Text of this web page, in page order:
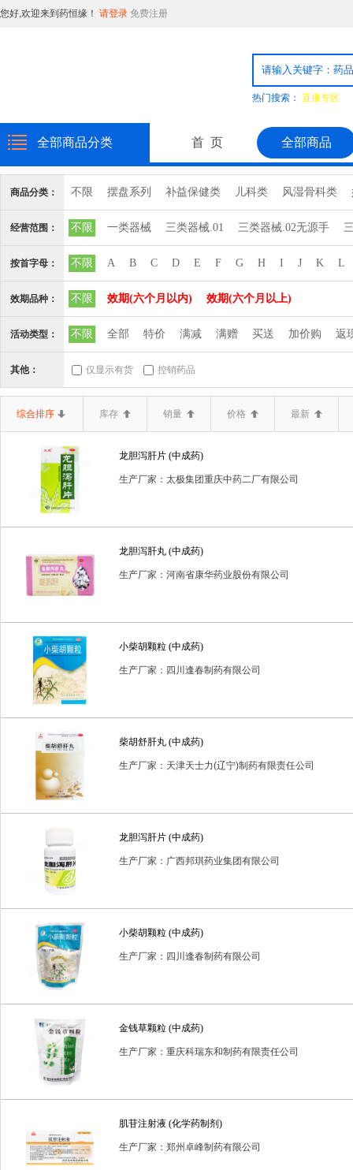
您好,欢迎来到药恒缘！ 请登录 免费注册
热门搜索： 直播专区
首 页 全部商品
全部商品分类
商品分类： 不限 摆盘系列 补益保健类 儿科类 风湿骨科类
消毒品 日化用品 普通食品 粉剂系列 精致饮片
心脑血管血液系统
经营范围： 不限 一类器械 三类器械.01 三类器械.02无源手
三类器械.10输血、 三类器械.12 三类器械.13无源植
三类器械.6810矫 三类器械.6813计 三类器械.6815注
三类器械.6827中 三类器械.6832医 三类器械.6834医
三类器械.6864医 三类器械.6865医
二类器械.10输血、 二类器械.12 二类器械.13无源植
二类器械.19医用康
二类器械.6807胸
二类器械.6834医 二类器械.6840临 二类器械.6841医
体内诊断试剂 体外诊断试剂
医疗器械一类 医疗器械二类 卫生保健品
进口药品 预包装食品
按首字母： 不限 A B C D E F G H I J K L
效期品种： 不限 效期(六个月以内) 效期(六个月以上)
活动类型： 不限 全部 特价 满减 满赠 买送 加价购 返
其他： 仅显示有货 控销药品
综合排序 库存 销量 价格 最新
龙胆泻肝片 (中成药)
生产厂家：太极集团重庆中药二厂有限公司
龙胆泻肝丸 (中成药)
生产厂家：河南省康华药业股份有限公司
小柴胡颗粒 (中成药)
生产厂家：四川逢春制药有限公司
柴胡舒肝丸 (中成药)
生产厂家：天津天士力(辽宁)制药有限责任公司
龙胆泻肝片 (中成药)
生产厂家：广西邦琪药业集团有限公司
小柴胡颗粒 (中成药)
生产厂家：四川逢春制药有限公司
金钱草颗粒 (中成药)
生产厂家：重庆科瑞东和制药有限责任公司
肌苷注射液 (化学药制剂)
生产厂家：郑州卓峰制药有限公司